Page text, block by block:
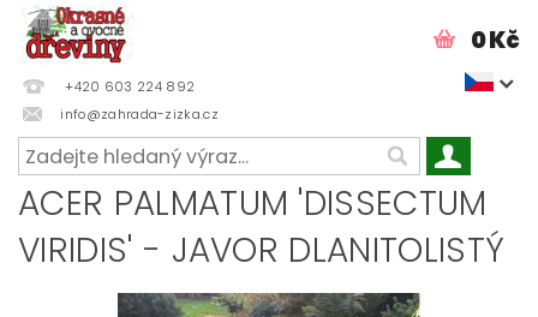
+420 603 224 892
info@zahrada-zizka.cz
0 Kč
ACER PALMATUM 'DISSECTUM
VIRIDIS' - JAVOR DLANITOLISTÝ